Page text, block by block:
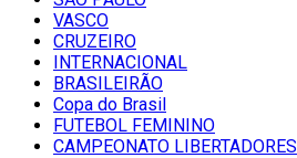
VASCO
CRUZEIRO
INTERNACIONAL
BRASILEIRÃO
Copa do Brasil
FUTEBOL FEMININO
CAMPEONATO LIBERTADORES